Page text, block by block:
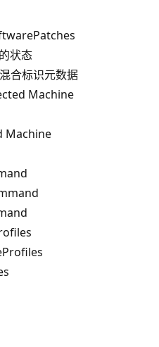
状态
合标识元数据
Machine
Machine